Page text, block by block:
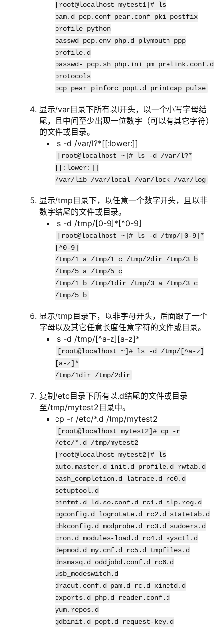
[root@localhost mytest1]# ls
pam.d pcp.conf pear.conf pki postfix
profile python
passwd pcp.env php.d plymouth ppp
profile.d
passwd- pcp.sh php.ini pm prelink.conf.d
protocols
pcp pear pinforc popt.d printcap pulse
显示/var目录下所有以l开头，以一个小写字母结
尾，且中间至少出现一位数字（可以有其它字符）
的文件或目录。
ls -d /var/l?*[[:lower:]]
[root@localhost ~]# ls -d /var/l?*
[[:lower:]]
/var/lib /var/local /var/lock /var/log
显示/tmp目录下，以任意一个数字开头，且以非
数字结尾的文件或目录。
ls -d /tmp/[0-9]*[^0-9]
[root@localhost ~]# ls -d /tmp/[0-9]*
[^0-9]
/tmp/1_a /tmp/1_c /tmp/2dir /tmp/3_b
/tmp/5_a /tmp/5_c
/tmp/1_b /tmp/1dir /tmp/3_a /tmp/3_c
/tmp/5_b
显示/tmp目录下，以非字母开头，后面跟了一个
字母以及其它任意长度任意字符的文件或目录。
ls -d /tmp/[^a-z][a-z]*
[root@localhost ~]# ls -d /tmp/[^a-z]
[a-z]*
/tmp/1dir /tmp/2dir
复制/etc目录下所有以.d结尾的文件或目录
至/tmp/mytest2目录中。
cp -r /etc/*.d /tmp/mytest2
[root@localhost mytest2]# cp -r
/etc/*.d /tmp/mytest2
[root@localhost mytest2]# ls
auto.master.d init.d profile.d rwtab.d
bash_completion.d latrace.d rc0.d
setuptool.d
binfmt.d ld.so.conf.d rc1.d slp.reg.d
cgconfig.d logrotate.d rc2.d statetab.d
chkconfig.d modprobe.d rc3.d sudoers.d
cron.d modules-load.d rc4.d sysctl.d
depmod.d my.cnf.d rc5.d tmpfiles.d
dnsmasq.d oddjobd.conf.d rc6.d
usb_modeswitch.d
dracut.conf.d pam.d rc.d xinetd.d
exports.d php.d reader.conf.d
yum.repos.d
gdbinit.d popt.d request-key.d